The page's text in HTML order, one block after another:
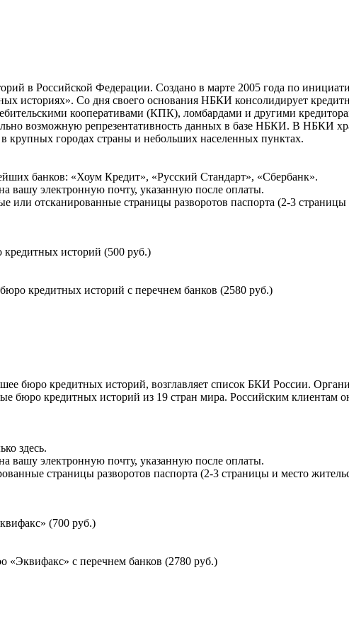
в Российской Федерации. Создано в марте 2005 года по
историях». Со дня своего основания НБКИ консолидирует
кооперативами (КПК), ломбардами и другими
возможную репрезентативность данных в базе НБКИ. В НБКИ
городах страны и небольших населенных пунктах.
банков: «Хоум Кредит», «Русский Стандарт», «Сбербанк».
вашу электронную почту, указанную после оплаты.
или отсканированные страницы разворотов паспорта (2-3
кредитных историй (500 руб.)
кредитных историй с перечнем банков (2580 руб.)
бюро кредитных историй, возглавляет список БКИ России.
бюро кредитных историй из 19 стран мира. Российским клиентам
здесь.
вашу электронную почту, указанную после оплаты.
страницы разворотов паспорта (2-3 страницы и место
(700 руб.)
«Эквифакс» с перечнем банков (2780 руб.)